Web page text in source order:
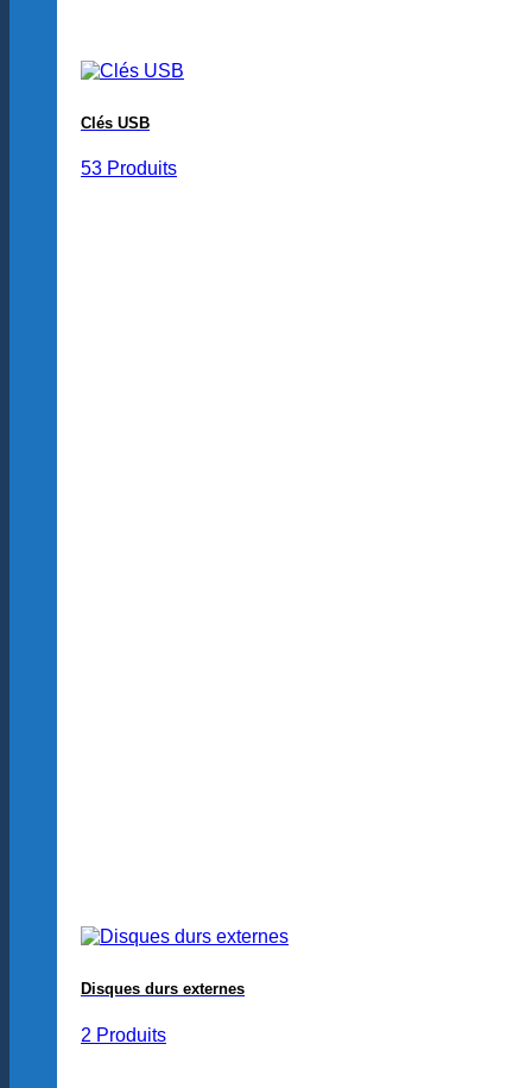
Clés USB
53 Produits
Disques durs externes
2 Produits